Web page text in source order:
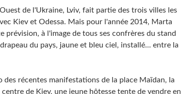
de l'Ukraine, Lviv, fait partie des trois villes les
Kiev et Odessa. Mais pour l'année 2014, Marta
prévision, à l'image de tous ses confrères du stand
du pays, jaune et bleu ciel, installé… entre la
des récentes manifestations de la place Maïdan, la
de Kiev, une jeune hôtesse tente de vendre en